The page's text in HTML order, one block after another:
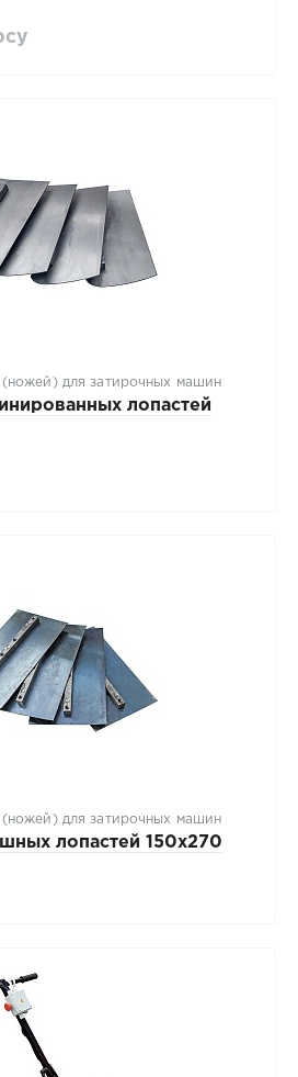
(ножей) для затирочных машин
лопастей
(ножей) для затирочных машин
лопастей 150х270